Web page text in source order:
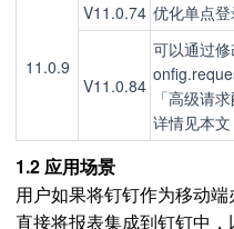
11.0.9
V11.0.74 优化单点
V11.0.84
可以通过
「高级请
详情见本
1.2 应用场景
用户如果将钉钉作为移动
直接将报表集成到钉钉中